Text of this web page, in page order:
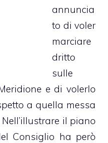
annuncia
to di voler
marciare
dritto
sulle
e di volerlo
a quella messa
il piano
Consiglio ha però